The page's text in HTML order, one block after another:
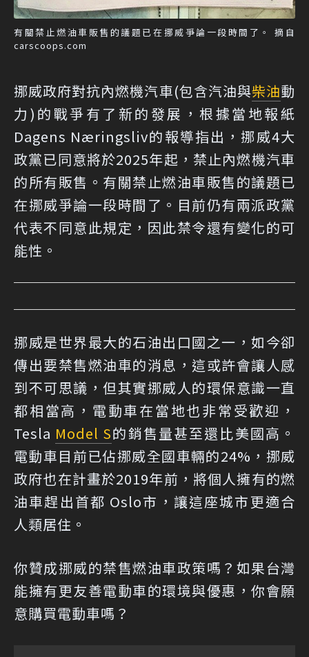
有關禁止燃油車販售的議題已在挪威爭論一段時間了。 摘自
carscoops.com
挪威政府對抗內燃機汽車(包含汽油與柴油動
力)的戰爭有了新的發展，根據當地報紙
Dagens Næringsliv的報導指出，挪威4大
政黨已同意將於2025年起，禁止內燃機汽車
的所有販售。有關禁止燃油車販售的議題已
在挪威爭論一段時間了。目前仍有兩派政黨
代表不同意此規定，因此禁令還有變化的可
能性。
挪威是世界最大的石油出口國之一，如今卻
傳出要禁售燃油車的消息，這或許會讓人感
到不可思議，但其實挪威人的環保意識一直
都相當高，電動車在當地也非常受歡迎，
Tesla Model S的銷售量甚至還比美國高。
電動車目前已佔挪威全國車輛的24%，挪威
政府也在計畫於2019年前，將個人擁有的燃
油車趕出首都 Oslo市，讓這座城市更適合
人類居住。
你贊成挪威的禁售燃油車政策嗎？如果台灣
能擁有更友善電動車的環境與優惠，你會願
意購買電動車嗎？